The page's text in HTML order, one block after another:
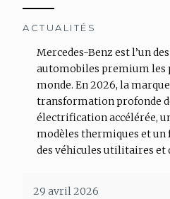
ACTUALITÉS
Mercedes-Benz est l’un
automobiles premium les
monde. En 2026, la
transformation profonde
électrification accélérée,
modèles thermiques et
des véhicules utilitaires et
29 avril 2026